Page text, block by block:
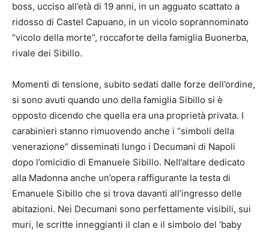
boss, ucciso all’età di 19 anni, in un agguato scattato a
ridosso di Castel Capuano, in un vicolo soprannominato
“vicolo della morte”, roccaforte della famiglia Buonerba,
rivale dei Sibillo.
Momenti di tensione, subito sedati dalle forze dell’ordine,
si sono avuti quando uno della famiglia Sibillo si è
opposto dicendo che quella era una proprietà privata. I
carabinieri stanno rimuovendo anche i “simboli della
venerazione” disseminati lungo i Decumani di Napoli
dopo l’omicidio di Emanuele Sibillo. Nell’altare dedicato
alla Madonna anche un’opera raffigurante la testa di
Emanuele Sibillo che si trova davanti all’ingresso delle
abitazioni. Nei Decumani sono perfettamente visibili, sui
muri, le scritte inneggianti il clan e il simbolo del ‘baby